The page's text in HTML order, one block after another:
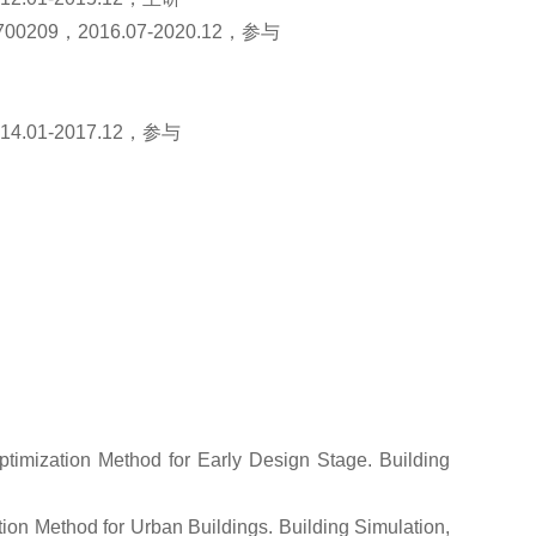
，2016.07-2020.12，参与
2017.12，参与
Method for Early Design Stage. Building
Method for Urban Buildings. Building Simulation,